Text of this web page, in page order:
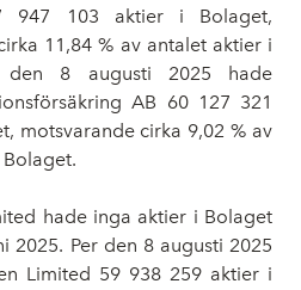
947 103 aktier i Bolaget,
11,84 % av antalet aktier i
den 8 augusti 2025 hade
AB 60 127 321
motsvarande cirka 9,02 % av
hade inga aktier i Bolaget
2025. Per den 8 augusti 2025
Limited 59 938 259 aktier i